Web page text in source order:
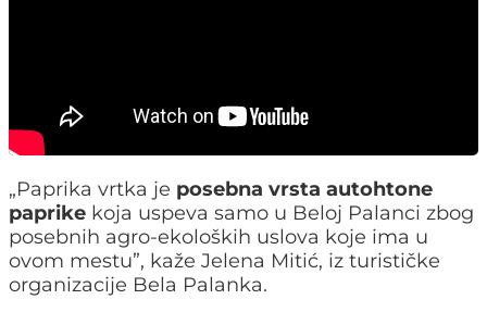
„Paprika vrtka je posebna vrsta autohtone
paprike koja uspeva samo u Beloj Palanci zbog
posebnih agro-ekoloških uslova koje ima u
ovom mestu”, kaže Jelena Mitić, iz turističke
organizacije Bela Palanka.